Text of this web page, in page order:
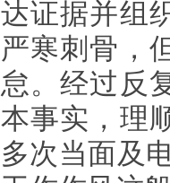
达证据并组
严寒刺骨，
怠。经过反
本事实，理
多次当面及